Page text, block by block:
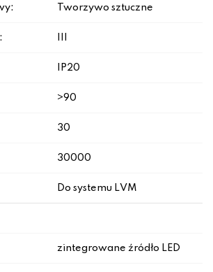
Tworzywo sztuczne
IP20
>90
30
30000
Do systemu LVM
zintegrowane źródło LED